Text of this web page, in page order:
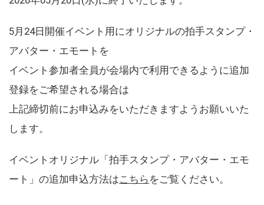
5月24日開催イベント用にオリジナルの拍手スタンプ・
アバター・エモートを
イベント参加者全員が会場内で利用できるように追加
登録をご希望される場合は
上記締切前にお申込みをいただきますようお願いいた
します。
イベントオリジナル「拍手スタンプ・アバター・エモ
ート」の追加申込方法はこちら をご覧ください。